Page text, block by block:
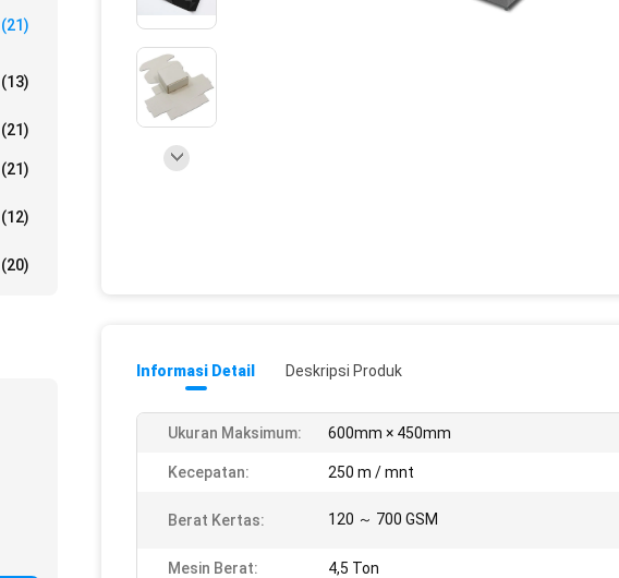
(21)
(13)
(21)
(21)
(12)
(20)
Informasi Detail Deskripsi Produk
Ukuran Maksimum: 600mm × 450mm
Kecepatan: 250 m / mnt
Berat Kertas: 120 ～ 700 GSM
Mesin Berat: 4,5 Ton